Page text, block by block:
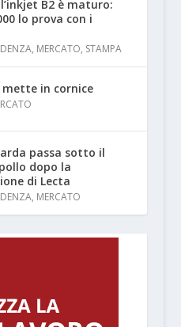
B2 è maturo:
lo prova con i
, MERCATO, STAMPA
mette in cornice
passa sotto il
dopo la
di Lecta
, MERCATO